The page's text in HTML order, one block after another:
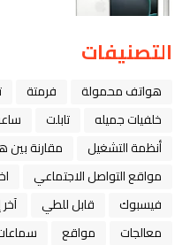
التصنيفات
هواتف محمولة فرمتة
خلفيات جميله
تابلت
أنظمة التشغيل
مقارنة بين
مواقع التواصل الاجتماعي
فيسبوك
قابل للطي
معالجات
مواقع